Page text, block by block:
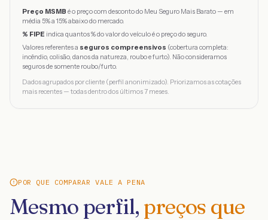
Preço MSMB é o preço com desconto do Meu Seguro Mais Barato — em
média 5% a 15% abaixo do mercado.
% FIPE indica quantos % do valor do veículo é o preço do seguro.
Valores referentes a seguros compreensivos (cobertura completa:
incêndio, colisão, danos da natureza, roubo e furto). Não consideramos
seguros de somente roubo/furto.
Dados agrupados por cliente (perfil anonimizado). Priorizamos as cotações
mais recentes — todas dentro dos últimos 7 meses.
POR QUE COMPARAR VALE A PENA
Mesmo perfil, preços que